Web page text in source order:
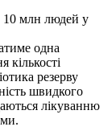
10 млн людей у
одна
кількості
резерву
швидкого
лікуванню